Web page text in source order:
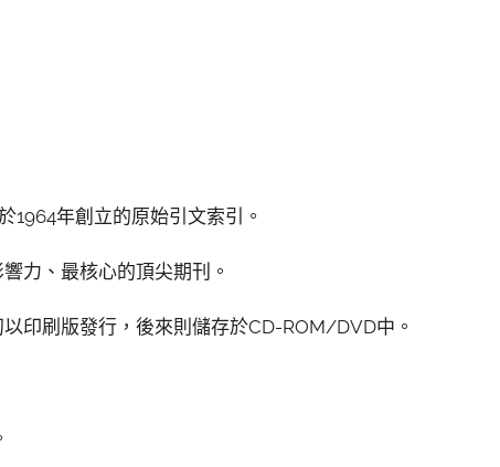
1964年創立的原始引文索引。
力、最核心的頂尖期刊。
印刷版發行，後來則儲存於CD-ROM/DVD中。